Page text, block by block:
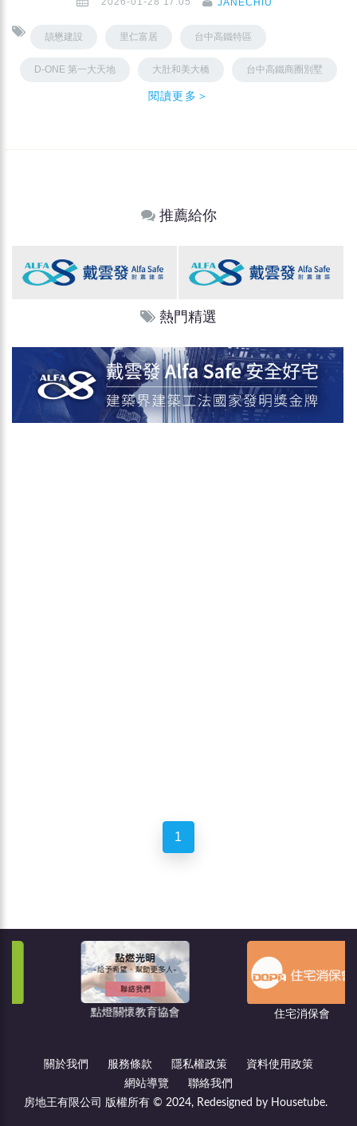
JANECHIU
頡懋建設 里仁富居 台中高鐵特區
D-ONE 第一大天地 大肚和美大橋 台中高鐵商圈別墅
閱讀更多＞
推薦給你
熱門精選
1
點燈關懷教育協會 住宅消保會
關於我們 服務條款 隱私權政策
資料使用政策
網站導覽
聯絡我們
房地王有限公司 版權所有 © 2024, Redesigned by Housetube.